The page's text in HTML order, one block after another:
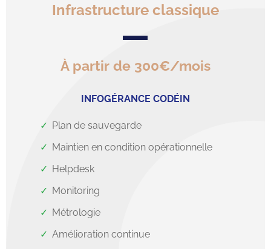
Infrastructure classique
À partir de 300€/mois
INFOGÉRANCE CODÉIN
Plan de sauvegarde
Maintien en condition opérationnelle
Helpdesk
Monitoring
Métrologie
Amélioration continue